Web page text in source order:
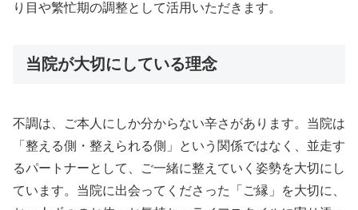
り目や繁忙期の調整として活用いただきます。
当院が大切にしている理念
不調は、ご本人にしか分からない辛さがあります。当院は
「整える側・整えられる側」という関係ではなく、並走す
るパートナーとして、ご一緒に整えていく姿勢を大切にし
ています。当院に出会ってくださった「ご縁」を大切に、